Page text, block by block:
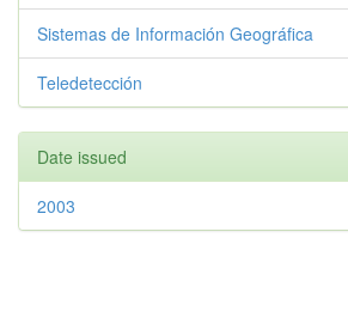
Sistemas de Información Geográfica
Teledetección
Date issued
2003